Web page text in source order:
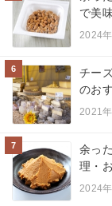
で美
2024
6
チー
のお
2021
7
余っ
理・
2024